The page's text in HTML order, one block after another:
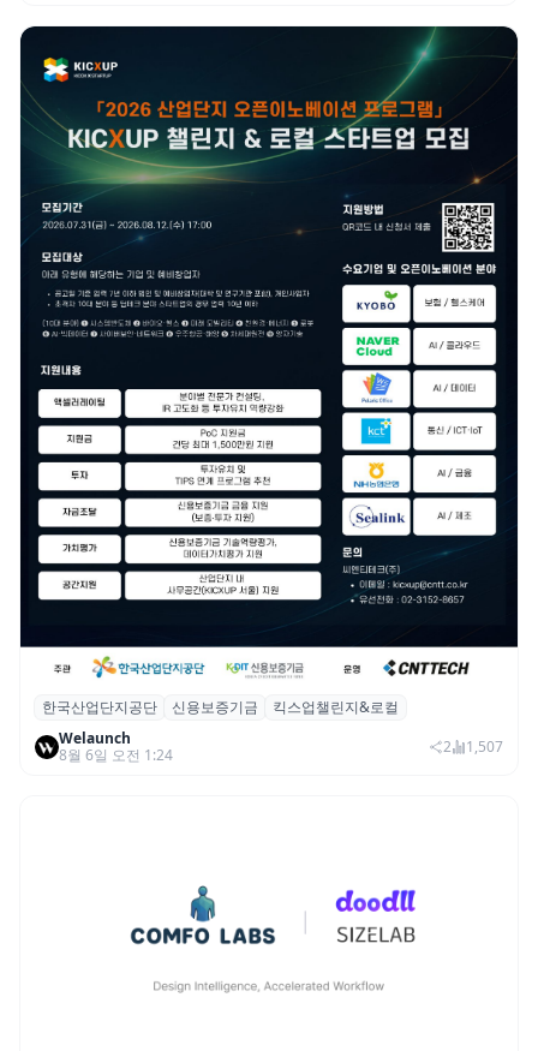
산단공·신보, 2026 ‘킥스업 챌린지&로컬’ 참
여 스타트업 모집
한국산업단지공단 신용보증기금
킥스업챌린지&로컬
Welaunch
8월 6일 오전 1:24
2 1,507